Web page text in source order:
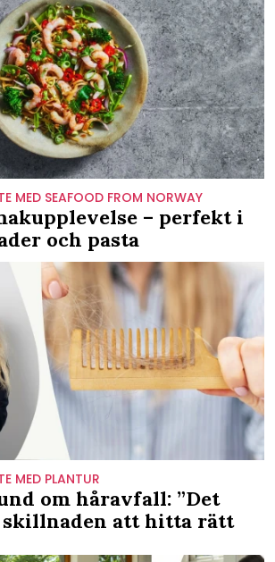
MED SEAFOOD FROM NORWAY
– perfekt i
och pasta
MED PLANTUR
om håravfall: ”Det
skillnaden att hitta rätt